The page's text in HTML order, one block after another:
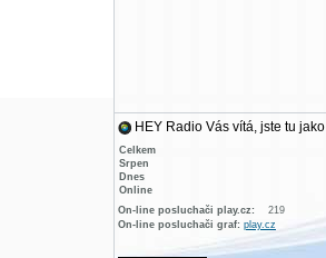
HEY Radio Vás vítá, jste tu jako
Celkem
Srpen
Dnes
Online
On-line posluchači play.cz:
219
On-line posluchači graf: play.cz